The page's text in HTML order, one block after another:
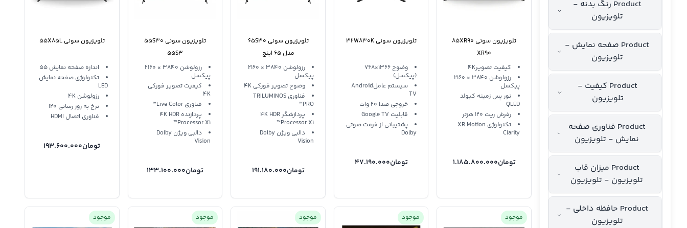
Product رنگ بدنه -
تلویزیون
Product صفحه نمایش -
تلویزیون
Product کیفیت -
تلویزیون
Product فناوری صفحه
نمایش - تلویزیون
Product میزان قاب
تلویزیون - تلویزیون
Product حافظه داخلی -
تلویزیون
تلویزیون سونی 85XR90
XR90
کیفیت تصویر4K
رزولوشن 3840 × 2160
پیکسل
نور پس زمینه کیولد
QLED
رفرش ریت 120 هزتر
تکنولوژی XR Motion
Clarity
تومان1.185.800.000
تلویزیون سونی 32W830K
وضوح 1366×768
(پیکسل)
سیستم عاملAndroid
TV
خروجی صدا 20 وات
قابلیت Google TV
پشتیبانی از فرمت صوتی
Dolby
تومان47.190.000
تلویزیون سونی 65S30
مدل 65 اینچ
رزولوشن 3840 × 2160
پیکسل
وضوح تصویر فورکی 4K
فناوری TRILUMINOS
PRO™
پردازشگر 4K HDR
Processor X1™
دالبی ویژن Dolby
Vision
تومان191.180.000
تلویزیون سونی 55S30
55S3
رزولوشن 3840 × 2160
پیکسل
کیفیت تصویر فورکی
4K
فناوری Live Color™
پردازنده 4K HDR
Processor X1™
دالبی ویژن Dolby
Vision
تومان133.100.000
تلویزیون سونی 55X85L
اندازه صفحه نمایش 55
تکنولوژی صفحه نمایش
LED
رزولوشن 4K
نرخ به روز رسانی 120
فناوری اتصال HDMI
تومان193.600.000
موجود موجود موجود موجود موجود